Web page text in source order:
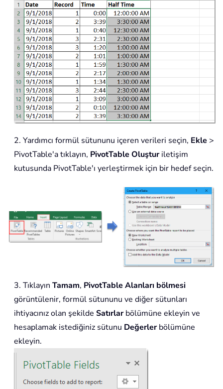
2. Yardımcı formül sütununu içeren verileri seçin, Ekle >
PivotTable'a tıklayın, PivotTable Oluşturiletişim
kutusunda PivotTable'ı yerleştirmek için bir hedef seçin.
3. Tıklayın Tamam, PivotTable Alanları bölmesi
görüntülenir, formül sütununu ve diğer sütunları
ihtiyacınız olan şekilde Satırlarbölümüne ekleyin ve
hesaplamak istediğiniz sütunu Değerlerbölümüne
ekleyin.